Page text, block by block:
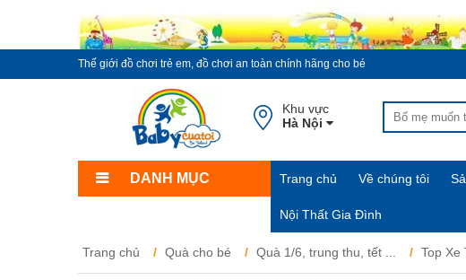
Thế giới đồ chơi trẻ em, đồ chơi an toàn chính hãng cho bé
Khu vực
Hà Nội
DANH MỤC Trang chủ Về chúng tôi
Nội Thất Gia Đình
Trang chủ Quà cho bé Quà 1/6, trung thu, tết ... Top Xe